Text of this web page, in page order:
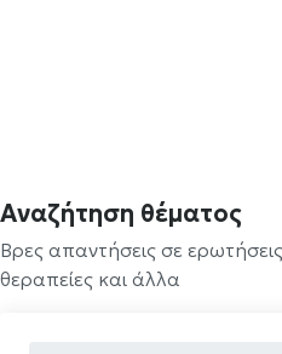
Αναζήτηση θέματος
Βρες απαντήσεις σε
θεραπείες και άλλα